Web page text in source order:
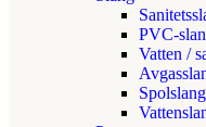
PVC-
Vatten /